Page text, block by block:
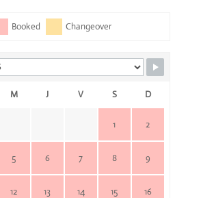
Booked Changeover
M J V S D
1 2
5 6 7 8 9
12 13 14 15 16